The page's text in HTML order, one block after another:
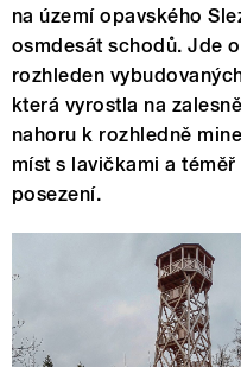
na území opavského
osmdesát schodů. Jde
rozhleden
která vyrostla na
nahoru k rozhledně
míst s lavičkami a
posezení.